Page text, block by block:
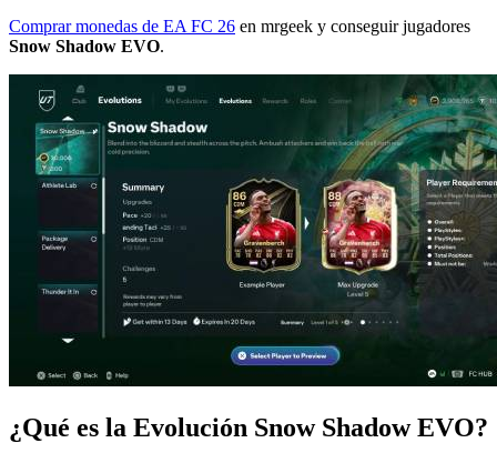
Comprar monedas de EA FC 26 en mrgeek y conseguir jugadores
Snow Shadow EVO.
¿Qué es la Evolución Snow Shadow EVO?